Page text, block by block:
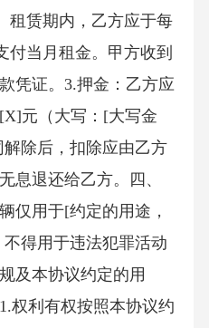
租赁期内，乙方应于每
付当月租金。甲方收到
凭证。3.押金：乙方应
元（大写：[大写金
除后，扣除应由乙方
息退还给乙方。四、
仅用于[约定的用途，
得用于违法犯罪活动
及本协议约定的用
权利有权按照本协议约